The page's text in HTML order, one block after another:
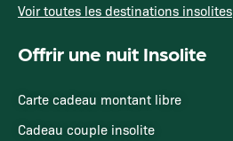
Voir toutes les destinations insolites
Offrir une nuit Insolite
Carte cadeau montant libre
Cadeau couple insolite